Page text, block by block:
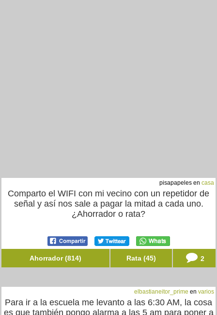
pisapapeles en casa
Comparto el WIFI con mi vecino con un repetidor de
señal y así nos sale a pagar la mitad a cada uno.
¿Ahorrador o rata?
Ahorrador (814) Rata (45) 2
elbastianeitor_prime en varios
Para ir a la escuela me levanto a las 6:30 AM, la cosa
es que también pongo alarma a las 5 am para poner a